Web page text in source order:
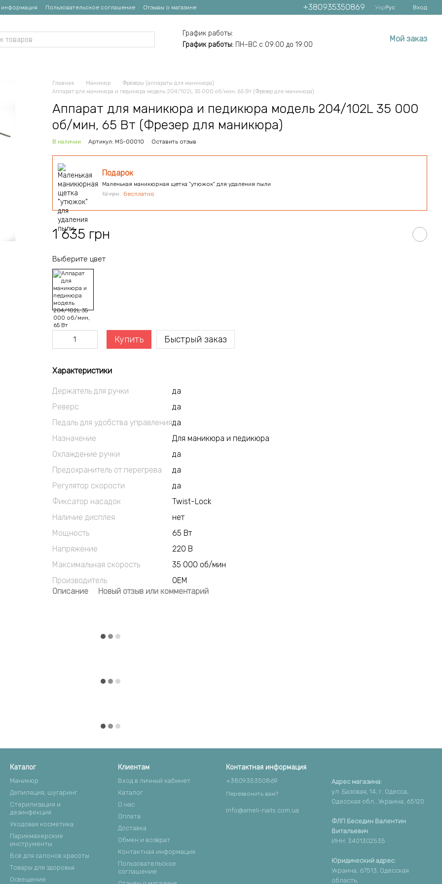
информация Пользовательское соглашение Отзывы о магазине +380935350869 УкрРус Вход
График работы:
График работы: ПН–ВС с 09:00 до 19:00
Мой заказ
Главная Маникюр
Фрезеры (аппараты для маникюра)
Аппарат для маникюра и педикюра модель 204/102L 35 000 об/мин, 65 Вт (Фрезер для маникюра)
Аппарат для маникюра и педикюра модель 204/102L 35 000
об/мин, 65 Вт (Фрезер для маникюра)
В наличии Артикул: MS-00010 Оставить отзыв
Подарок
Маленькая маникюрная щетка "утюжок" для удаления пыли
12 грн
бесплатно
1 635 грн
Выберите цвет
Купить Быстрый заказ
Характеристики
Держатель для ручки
да
Реверс
да
Педаль для удобства управленияда
Назначение
Для маникюра и педикюра
Охлаждение ручки
да
Предохранитель от перегрева
да
Регулятор скорости
да
Фиксатор насадок
Twist-Lock
Наличие дисплея
нет
Мощность
65 Вт
Напряжение
220 В
Максимальная скорость
35 000 об/мин
Производитель
OEM
Описание
Новый отзыв или комментарий
Каталог
Маникюр
Депиляция, шугаринг
Стерилизация и
дезинфекция
Уходовая косметика
Парикмахерские
инструменты
Всё для салонов красоты
Товары для здоровья
Освещение
Клиентам
Вход в личный кабинет
Каталог
О нас
Оплата
Доставка
Обмен и возврат
Контактная информация
Пользовательское
соглашение
Контактная информация
+380935350869
Перезвонить вам?
info@ameli-nails.com.ua
Адрес магазина:
ул. Базовая, 14, г. Одесса,
Одесская обл., Украина, 65120
ФЛП Беседин Валентин
Витальевич
ИНН: 3401302535
Юридический адрес:
Украина, 67513, Одесская
область,